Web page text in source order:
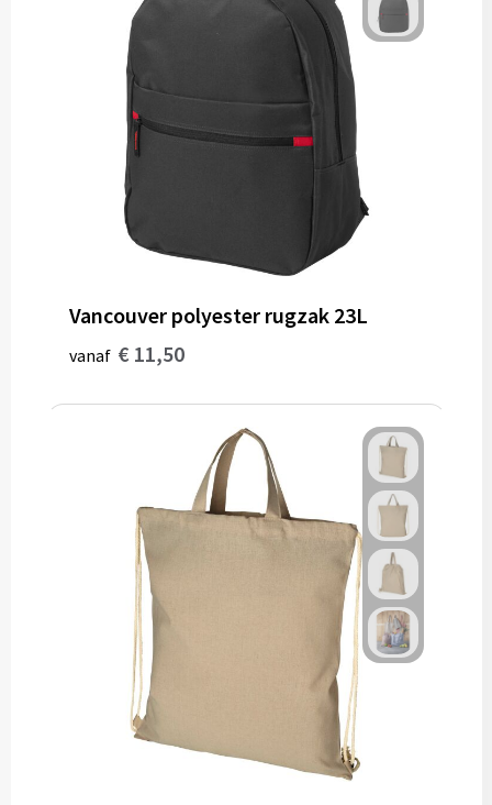
Persoonlijke verzorging
Zonnebrillen
Verpakkingen
Vancouver polyester rugzak 23L
vanaf € 11,50